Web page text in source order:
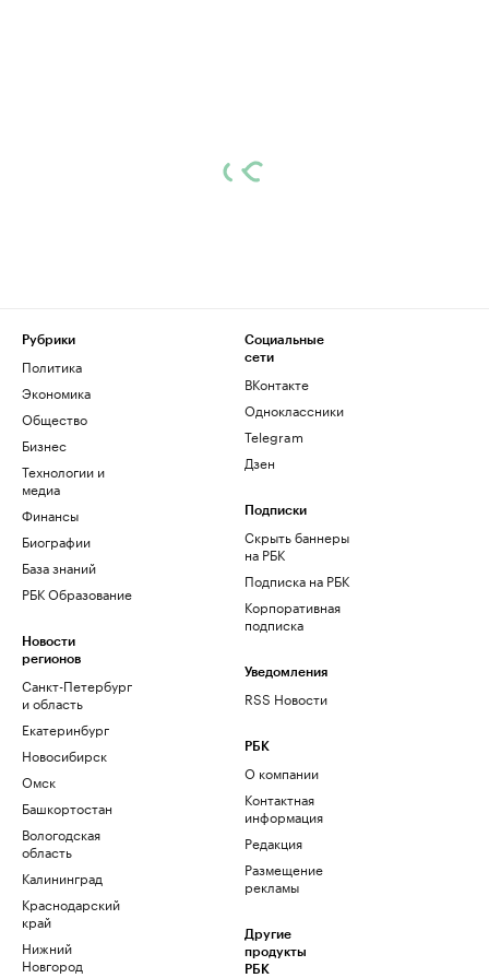
Рубрики
Политика
Экономика
Общество
Бизнес
Технологии и
медиа
Финансы
Биографии
База знаний
РБК Образование
Новости
регионов
Санкт-Петербург
и область
Екатеринбург
Новосибирск
Омск
Башкортостан
Вологодская
область
Калининград
Краснодарский
край
Нижний
Новгород
Социальные
сети
ВКонтакте
Одноклассники
Telegram
Дзен
Подписки
Скрыть баннеры
на РБК
Подписка на РБК
Корпоративная
подписка
Уведомления
RSS Новости
РБК
О компании
Контактная
информация
Редакция
Размещение
рекламы
Другие
продукты
РБК